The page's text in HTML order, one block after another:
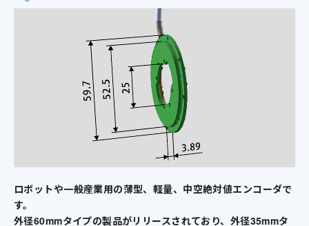
ロボットや一般産業用の薄型、軽量、中空絶対値エンコーダで
す。
外径60mmタイプの製品がリリースされており、外径35mmタ